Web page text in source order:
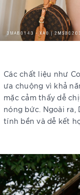
Các chất liệu như
ưa chuộng vì khả
mặc cảm thấy dễ
nóng bức. Ngoài ra,
tính bền và dễ kết